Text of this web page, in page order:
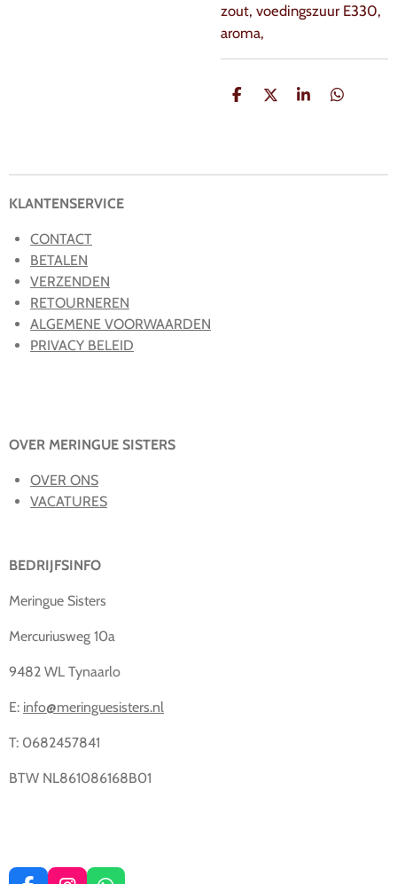
zout, voedingszuur E330,
aroma,
D
D
S
D
KLANTENSERVICE
CONTACT
BETALEN
VERZENDEN
RETOURNEREN
ALGEMENE VOORWAARDEN
PRIVACY BELEID
OVER MERINGUE SISTERS
OVER ONS
VACATURES
BEDRIJFSINFO
Meringue Sisters
Mercuriusweg 10a
9482 WL Tynaarlo
E: info@meringuesisters.nl
T: 0682457841
BTW NL861086168B01